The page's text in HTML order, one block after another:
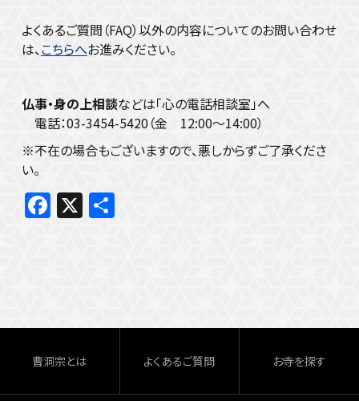
よくあるご質問（FAQ）以外の内容についてのお問い合わせ
は、こちらへお進みください。
仏事・身の上相談などは「心の電話相談室」へ
電話：03-3454-5420（金 12:00～14:00）
※不在の場合もございますので、悪しからずご了承くださ
い。
F
o
o
k
X 共
曹洞宗とは よくあるご質問 お寺を探す